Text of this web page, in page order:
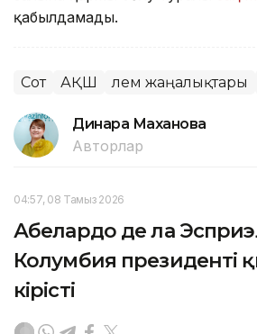
қабылдамады.
Сот АҚШ Әлем жаңалықтары
Динара Маханова
Авторлар
04:57, 08 Тамыз 2026
Абелардо де ла
Колумбия президенті
кірісті